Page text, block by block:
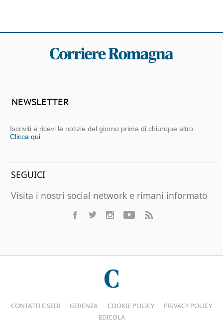
NEWSLETTER
Iscriviti e ricevi le notizie del giorno prima di chiunque altro
Clicca qui
SEGUICI
Visita i nostri social network e rimani informato
CONTATTI E SEDI GERENZA COOKIE POLICY
PRIVACY POLICY
EDICOLA